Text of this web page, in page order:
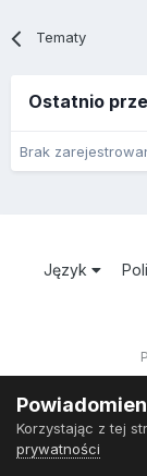
Tematy
Ostatnio
Brak
Język
Korzystając z tej
prywatności